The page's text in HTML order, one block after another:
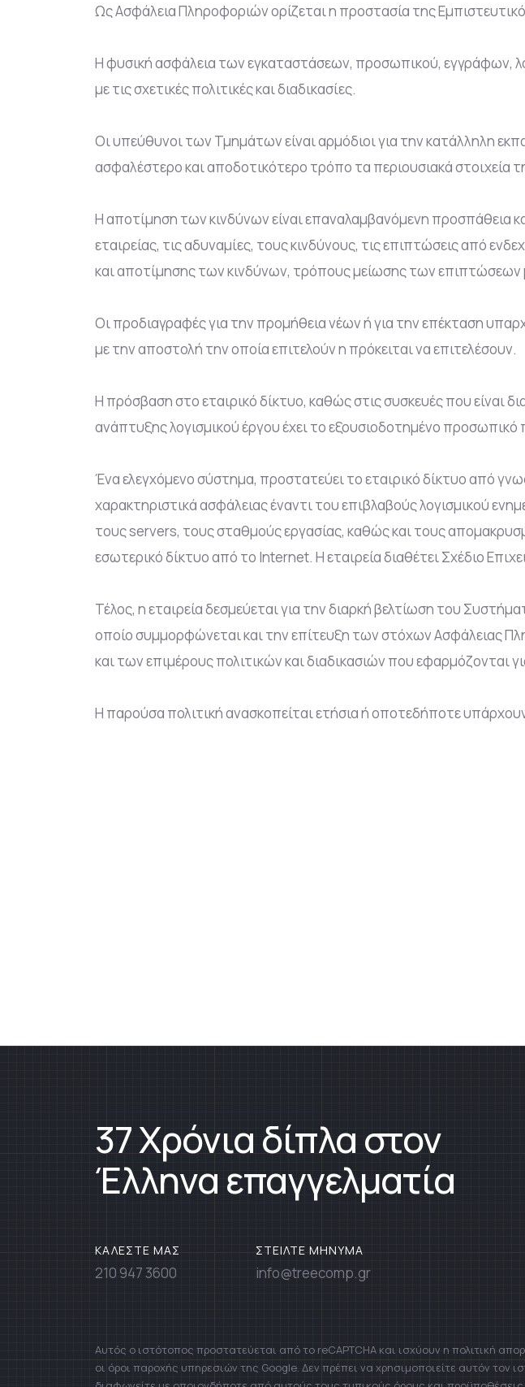
Ως Ασφάλεια Πληροφοριών ορίζεται η προστασία της
Η φυσική ασφάλεια των εγκαταστάσεων, προσωπικού, εγγράφων,
με τις σχετικές πολιτικές και διαδικασίες.
Οι υπεύθυνοι των Τμημάτων είναι αρμόδιοι για την κατάλληλη
ασφαλέστερο και αποδοτικότερο τρόπο τα περιουσιακά στοιχεία
Η αποτίμηση των κινδύνων είναι επαναλαμβανόμενη προσπάθεια
εταιρείας, τις αδυναμίες, τους κινδύνους, τις επιπτώσεις από
και αποτίμησης των κινδύνων, τρόπους μείωσης των
Οι προδιαγραφές για την προμήθεια νέων ή για την επέκταση
με την αποστολή την οποία επιτελούν η πρόκειται να επιτελέσουν.
Η πρόσβαση στο εταιρικό δίκτυο, καθώς στις συσκευές που είναι
ανάπτυξης λογισμικού έργου έχει το εξουσιοδοτημένο
Ένα ελεγχόμενο σύστημα, προστατεύει το εταιρικό δίκτυο από
χαρακτηριστικά ασφάλειας έναντι του επιβλαβούς λογισμικού
τους servers, τους σταθμούς εργασίας, καθώς και τους
εσωτερικό δίκτυο από το Internet. Η εταιρεία διαθέτει Σχέδιο
Τέλος, η εταιρεία δεσμεύεται για την διαρκή βελτίωση του
οποίο συμμορφώνεται και την επίτευξη των στόχων Ασφάλειας
και των επιμέρους πολιτικών και διαδικασιών που εφαρμόζονται
Η παρούσα πολιτική ανασκοπείται ετήσια ή οποτεδήποτε
37 Χρόνια δίπλα στον
Έλληνα επαγγελματία
ΚΑΛΕΣΤΕ ΜΑΣ
210 947 3600
ΣΤΕΙΛΤΕ ΜΗΝΥΜΑ
info@treecomp.gr
Αυτός ο ιστότοπος προστατεύεται από το reCAPTCHA και ισχύουν η πολιτική
οι όροι παροχής υπηρεσιών της Google. Δεν πρέπει να χρησιμοποιείτε αυτόν τον